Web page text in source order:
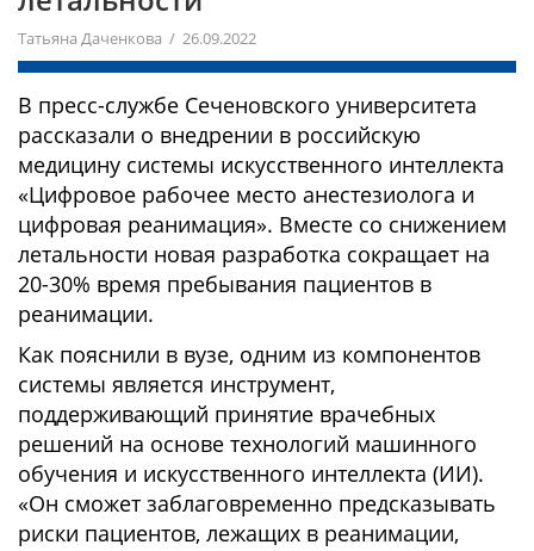
Татьяна Даченкова / 26.09.2022
В пресс-службе Сеченовского университета
рассказали о внедрении в российскую
медицину системы искусственного интеллекта
«Цифровое рабочее место анестезиолога и
цифровая реанимация». Вместе со снижением
летальности новая разработка сокращает на
20-30% время пребывания пациентов в
реанимации.
Как пояснили в вузе, одним из компонентов
системы является инструмент,
поддерживающий принятие врачебных
решений на основе технологий машинного
обучения и искусственного интеллекта (ИИ).
«Он сможет заблаговременно предсказывать
риски пациентов, лежащих в реанимации,